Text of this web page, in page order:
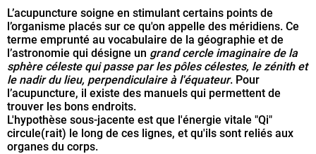
L’acupuncture soigne en stimulant certains points de
l’organisme placés sur ce qu'on appelle des méridiens. Ce
terme emprunté au vocabulaire de la géographie et de
l’astronomie qui désigne un grand cercle imaginaire de la
sphère céleste qui passe par les pôles célestes, le zénith et
le nadir du lieu, perpendiculaire à l'équateur. Pour
l’acupuncture, il existe des manuels qui permettent de
trouver les bons endroits.
L'hypothèse sous-jacente est que l'énergie vitale "Qi"
circule(rait) le long de ces lignes, et qu'ils sont reliés aux
organes du corps.